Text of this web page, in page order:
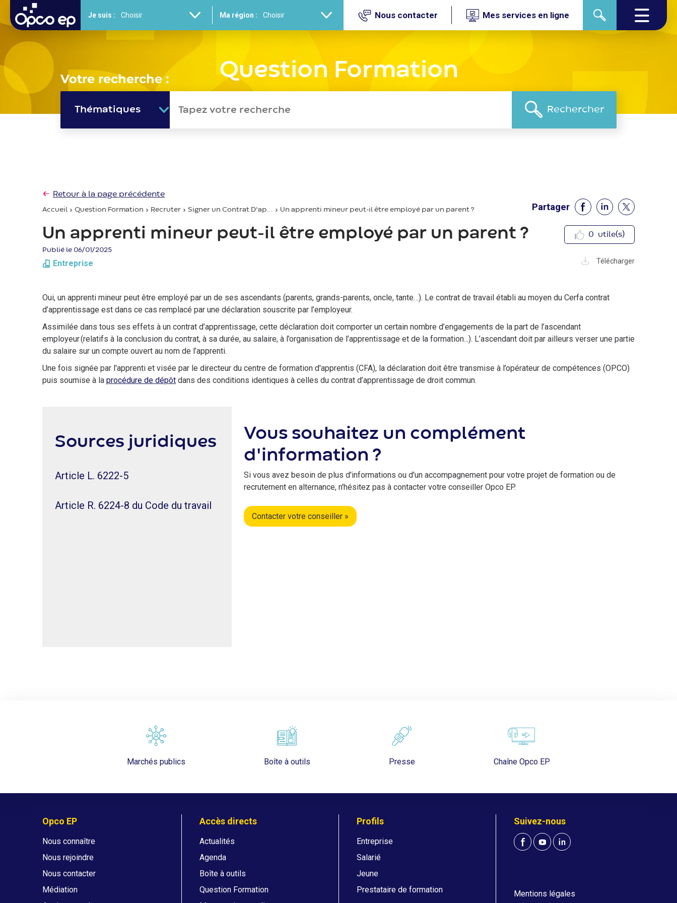
Gestion des cookies
contenu
principal
Je suis : Ma région : Nous contacter Mes services en ligne
Question Formation
Votre recherche :
Thématiques
Retour à la page précédente
d'Ariane
Accueil Question Formation Recruter Signer un Contrat D'ap... Un apprenti mineur peut-il être employé par un parent ? Partager
0 utile(s)
Un apprenti mineur peut-il être employé par un parent ?
Publié le 06/01/2025
Entreprise Télécharger
Oui, un apprenti mineur peut être employé par un de ses ascendants (parents, grands-parents, oncle, tante…). Le contrat de travail établi au moyen du Cerfa contrat
d’apprentissage est dans ce cas remplacé par une déclaration souscrite par l’employeur.
Assimilée dans tous ses effets à un contrat d’apprentissage, cette déclaration doit comporter un certain nombre d’engagements de la part de l’ascendant
employeur (relatifs à la conclusion du contrat, à sa durée, au salaire, à l’organisation de l’apprentissage et de la formation...). L’ascendant doit par ailleurs verser une partie
du salaire sur un compte ouvert au nom de l’apprenti.
Une fois signée par l'apprenti et visée par le directeur du centre de formation d'apprentis (CFA), la déclaration doit être transmise à l’opérateur de compétences (OPCO)
puis soumise à la procédure de dépôt dans des conditions identiques à celles du contrat d’apprentissage de droit commun.
Sources juridiques
Article L. 6222-5
Article R. 6224-8 du Code du travail
Vous souhaitez un complément
d'information ?
Si vous avez besoin de plus d'informations ou d'un accompagnement pour votre projet de formation ou de
recrutement en alternance, n'hésitez pas à contacter votre conseiller Opco EP.
Contacter votre conseiller »
Marchés publics Boîte à outils Presse Chaîne Opco EP
Opco EP
Nous connaître
Nous rejoindre
Nous contacter
Médiation
Accès directs
Actualités
Agenda
Boîte à outils
Question Formation
Profils
Entreprise
Salarié
Jeune
Prestataire de formation
Suivez-nous
Mentions légales